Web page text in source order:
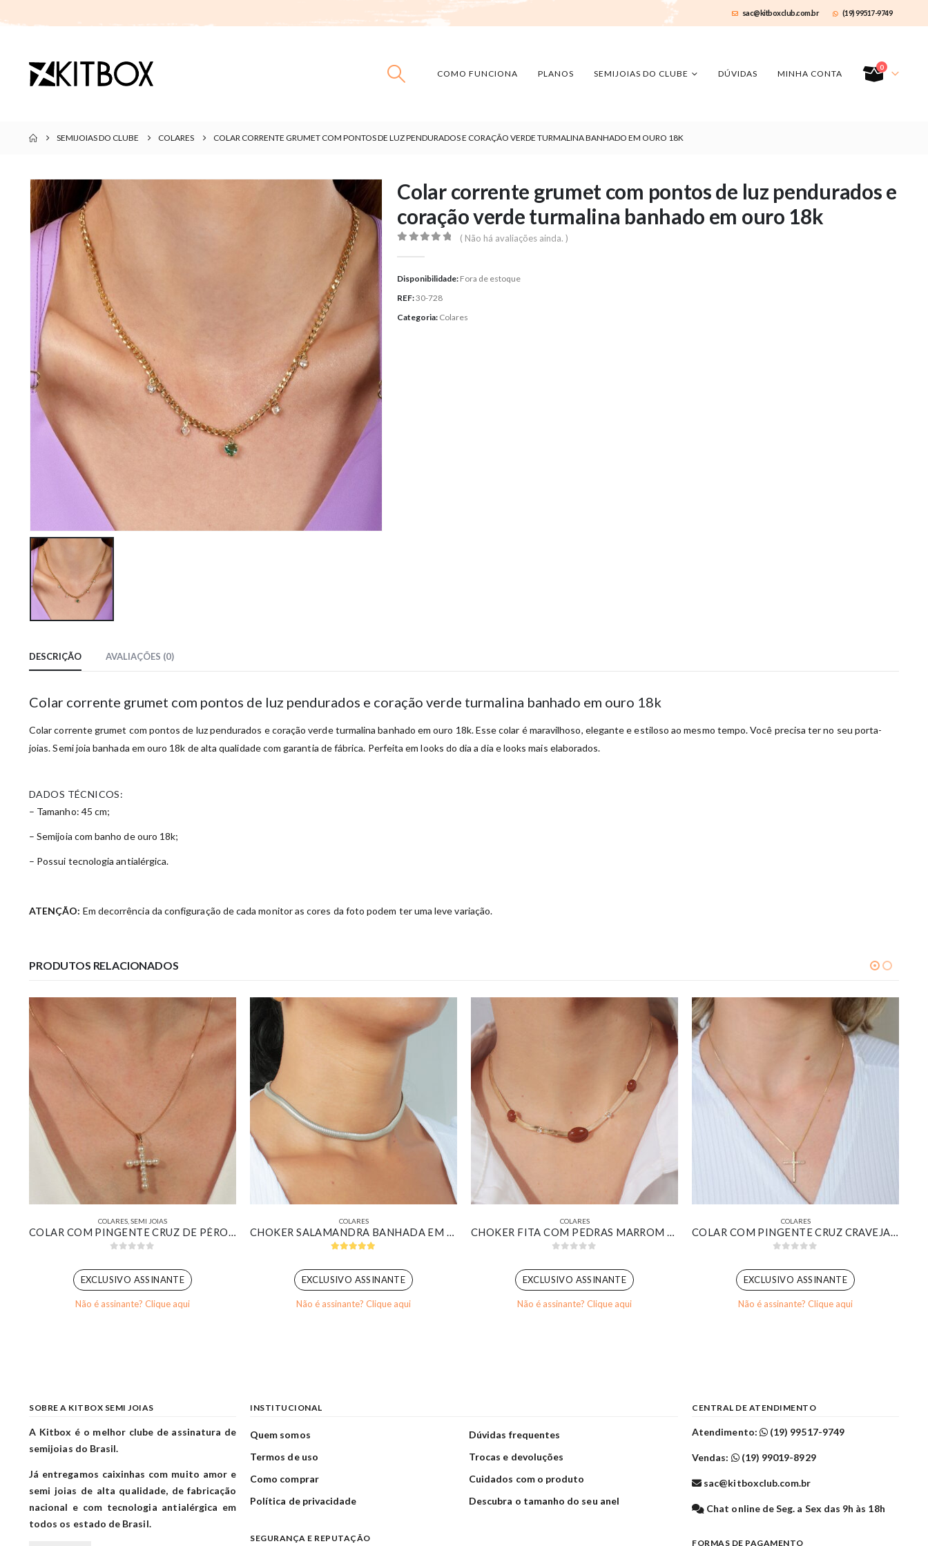
sac@kitboxclub.com.br (19) 99517-9749
COMO FUNCIONA PLANOS SEMIJOIAS DO CLUBE DÚVIDAS MINHA CONTA
0
SEMIJOIAS DO CLUBE COLARES COLAR CORRENTE GRUMET COM PONTOS DE LUZ PENDURADOS E CORAÇÃO VERDE TURMALINA BANHADO EM OURO 18K
Colar corrente grumet com pontos de luz pendurados e
coração verde turmalina banhado em ouro 18k
( Não há avaliações ainda. )
Disponibilidade: Fora de estoque
REF:30-728
Categoria: Colares
DESCRIÇÃO AVALIAÇÕES (0)
Colar corrente grumet com pontos de luz pendurados e coração verde turmalina banhado em ouro 18k
Colar corrente grumet com pontos de luz pendurados e coração verde turmalina banhado em ouro 18k. Esse colar é maravilhoso, elegante e estiloso ao mesmo tempo. Você precisa ter no seu porta-
joias. Semi joia banhada em ouro 18k de alta qualidade com garantia de fábrica. Perfeita em looks do dia a dia e looks mais elaborados.
DADOS TÉCNICOS:
– Tamanho: 45 cm;
– Semijoia com banho de ouro 18k;
– Possui tecnologia antialérgica.
ATENÇÃO: Em decorrência da configuração de cada monitor as cores da foto podem ter uma leve variação.
PRODUTOS RELACIONADOS
COLARES SEMI JOIAS
COLAR COM PINGENTE CRUZ DE PÉROLAS TAMANHO MÉDIO BANHADO EM OURO 18K
EXCLUSIVO ASSINANTE
Não é assinante? Clique aqui
COLARES
CHOKER SALAMANDRA BANHADA EM OURO BRANCO
EXCLUSIVO ASSINANTE
Não é assinante? Clique aqui
COLARES
CHOKER FITA COM PEDRAS MARROM BANHADO EM OURO 18K
EXCLUSIVO ASSINANTE
Não é assinante? Clique aqui
COLARES
COLAR COM PINGENTE CRUZ CRAVEJADO BANHADO EM OURO 18K
EXCLUSIVO ASSINANTE
Não é assinante? Clique aqui
SOBRE A KITBOX SEMI JOIAS
A Kitbox é o melhor clube de assinatura de
semijoias do Brasil.
Já entregamos caixinhas com muito amor e
semi joias de alta qualidade, de fabricação
nacional e com tecnologia antialérgica em
todos os estado de Brasil.
INSTITUCIONAL
Quem somos
Termos de uso
Como comprar
Política de privacidade
Dúvidas frequentes
Trocas e devoluções
Cuidados com o produto
Descubra o tamanho do seu anel
SEGURANÇA E REPUTAÇÃO
CENTRAL DE ATENDIMENTO
Atendimento: (19) 99517-9749
Vendas: (19) 99019-8929
sac@kitboxclub.com.br
Chat online de Seg. a Sex das 9h às 18h
FORMAS DE PAGAMENTO